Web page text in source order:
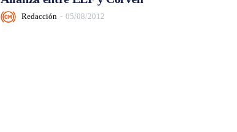
Redacción - 05/08/2012